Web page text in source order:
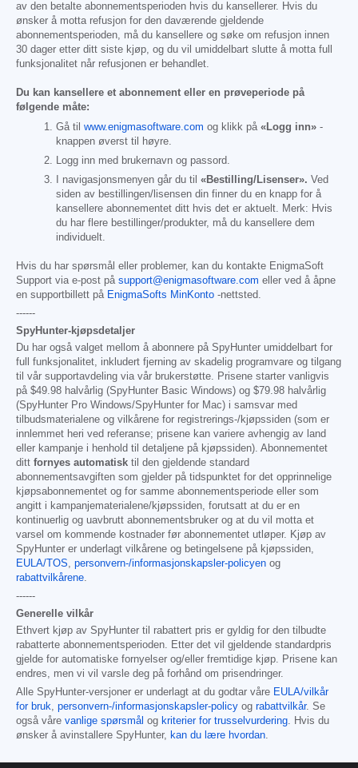
av den betalte abonnementsperioden hvis du kansellerer. Hvis du
ønsker å motta refusjon for den daværende gjeldende
abonnementsperioden, må du kansellere og søke om refusjon innen
30 dager etter ditt siste kjøp, og du vil umiddelbart slutte å motta full
funksjonalitet når refusjonen er behandlet.
Du kan kansellere et abonnement eller en prøveperiode på
følgende måte:
Gå til www.enigmasoftware.com og klikk på «Logg inn» -
knappen øverst til høyre.
Logg inn med brukernavn og passord.
I navigasjonsmenyen går du til «Bestilling/Lisenser». Ved
siden av bestillingen/lisensen din finner du en knapp for å
kansellere abonnementet ditt hvis det er aktuelt. Merk: Hvis
du har flere bestillinger/produkter, må du kansellere dem
individuelt.
Hvis du har spørsmål eller problemer, kan du kontakte EnigmaSoft
Support via e-post på support@enigmasoftware.com eller ved å åpne
en supportbillett på EnigmaSofts MinKonto -nettsted.
------
SpyHunter-kjøpsdetaljer
Du har også valget mellom å abonnere på SpyHunter umiddelbart for
full funksjonalitet, inkludert fjerning av skadelig programvare og tilgang
til vår supportavdeling via vår brukerstøtte. Prisene starter vanligvis
på $49.98 halvårlig (SpyHunter Basic Windows) og $79.98 halvårlig
(SpyHunter Pro Windows/SpyHunter for Mac) i samsvar med
tilbudsmaterialene og vilkårene for registrerings-/kjøpssiden (som er
innlemmet heri ved referanse; prisene kan variere avhengig av land
eller kampanje i henhold til detaljene på kjøpssiden). Abonnementet
ditt fornyes automatisk til den gjeldende standard
abonnementsavgiften som gjelder på tidspunktet for det opprinnelige
kjøpsabonnementet og for samme abonnementsperiode eller som
angitt i kampanjematerialene/kjøpssiden, forutsatt at du er en
kontinuerlig og uavbrutt abonnementsbruker og at du vil motta et
varsel om kommende kostnader før abonnementet utløper. Kjøp av
SpyHunter er underlagt vilkårene og betingelsene på kjøpssiden,
EULA/TOS, personvern-/informasjonskapsler-policyen og
rabattvilkårene.
------
Generelle vilkår
Ethvert kjøp av SpyHunter til rabattert pris er gyldig for den tilbudte
rabatterte abonnementsperioden. Etter det vil gjeldende standardpris
gjelde for automatiske fornyelser og/eller fremtidige kjøp. Prisene kan
endres, men vi vil varsle deg på forhånd om prisendringer.
Alle SpyHunter-versjoner er underlagt at du godtar våre EULA/vilkår
for bruk, personvern-/informasjonskapsler-policy og rabattvilkår. Se
også våre vanlige spørsmål og kriterier for trusselvurdering. Hvis du
ønsker å avinstallere SpyHunter, kan du lære hvordan.